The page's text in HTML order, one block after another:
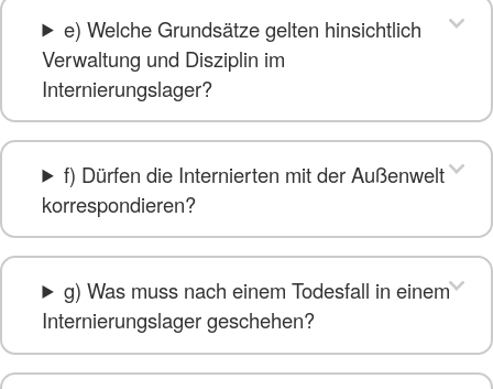
e) Welche Grundsätze gelten hinsichtlich
Verwaltung und Disziplin im
Internierungslager?
f) Dürfen die Internierten mit der Außenwelt
korrespondieren?
g) Was muss nach einem Todesfall in einem
Internierungslager geschehen?